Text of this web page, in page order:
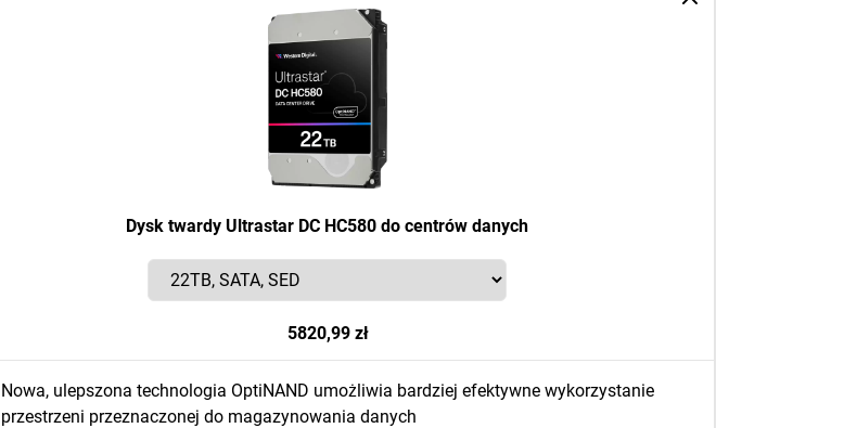
Dysk twardy Ultrastar DC HC580 do centrów danych
5820,99 zł
Nowa, ulepszona technologia OptiNAND umożliwia bardziej efektywne wykorzystanie
przestrzeni przeznaczonej do magazynowania danych